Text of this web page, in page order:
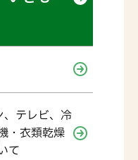
テレビ、冷
・衣類乾燥
て